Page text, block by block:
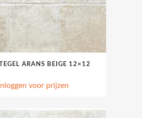
ARANS BEIGE 12×12
Inloggen voor prijzen